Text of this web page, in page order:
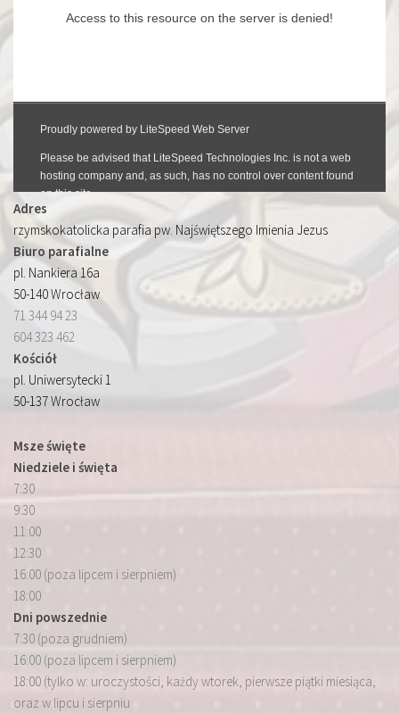
Adres
rzymskokatolicka parafia pw. Najświętszego Imienia Jezus
Biuro parafialne
pl. Nankiera 16a
50-140 Wrocław
71 344 94 23
604 323 462
Kościół
pl. Uniwersytecki 1
50-137 Wrocław
Msze święte
Niedziele i święta
7:30
9:30
11:00
12:30
16:00 (poza lipcem i sierpniem)
18:00
Dni powszednie
7:30 (poza grudniem)
16:00 (poza lipcem i sierpniem)
18:00 (tylko w: uroczystości, każdy wtorek, pierwsze piątki miesiąca,
oraz w lipcu i sierpniu